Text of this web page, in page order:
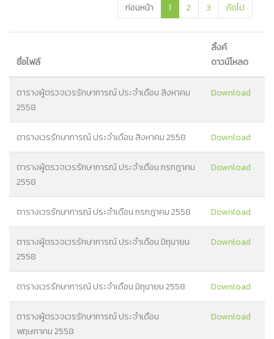
ก่อนหน้า
1 2 3 ถัดไป
ชื่อไฟล์
ลิ้งค์
ดาวน์โหลด
ตารางผู้ตรวจเวรรักษาการณ์ ประจำเดือน สิงหาคม
2558
Download
ตารางเวรรักษาการณ์ ประจำเดือน สิงหาคม 2558 Download
ตารางผู้ตรวจเวรรักษาการณ์ ประจำเดือน กรกฎาคม
2558
Download
ตารางเวรรักษาการณ์ ประจำเดือน กรกฎาคม 2558 Download
ตารางผู้ตรวจเวรรักษาการณ์ ประจำเดือน มิถุนายน
2558
Download
ตารางเวรรักษาการณ์ ประจำเดือน มิถุนายน 2558 Download
ตารางผู้ตรวจเวรรักษาการณ์ ประจำเดือน
พฤษภาคม 2558
Download